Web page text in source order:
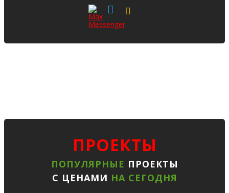
ПРОЕКТЫ
ПОПУЛЯРНЫЕ ПРОЕКТЫ
С ЦЕНАМИ НА СЕГОДНЯ